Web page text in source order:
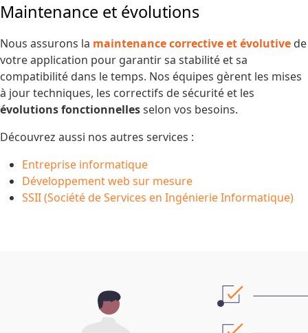
Maintenance et évolutions
Nous assurons la maintenance corrective et évolutive de
votre application pour garantir sa stabilité et sa
compatibilité dans le temps. Nos équipes gèrent les mises
à jour techniques, les correctifs de sécurité et les
évolutions fonctionnellesselon vos besoins.
Découvrez aussi nos autres services :
Entreprise informatique
Développement web sur mesure
SSII (Société de Services en Ingénierie Informatique)